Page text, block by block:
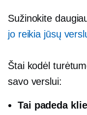
Sužinokite
jo reikia jūsų
Štai kodėl
savo verslui:
Tai padeda